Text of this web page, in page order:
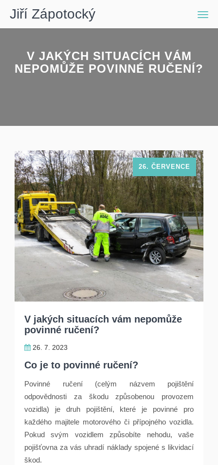
Jiří Zápotocký
V JAKÝCH SITUACÍCH VÁM
NEPOMŮŽE POVINNÉ RUČENÍ?
V jakých situacích vám nepomůže
povinné ručení?
26. 7. 2023
26. ČERVENCE
Co je to povinné ručení?
Povinné ručení (celým názvem pojištění
odpovědnosti za škodu způsobenou provozem
vozidla) je druh pojištění, které je povinné pro
každého majitele motorového či přípojného vozidla.
Pokud svým vozidlem způsobíte nehodu, vaše
pojišťovna za vás uhradí náklady spojené s likvidací
škod.